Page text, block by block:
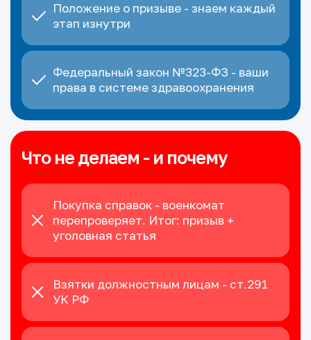
Положение о призыве - знаем каждый
этап изнутри
Федеральный закон №323-ФЗ - ваши
права в системе здравоохранения
Что не делаем - и почему
Покупка справок - военкомат
перепроверяет. Итог: призыв +
уголовная статья
Взятки должностным лицам - ст.291
УК РФ